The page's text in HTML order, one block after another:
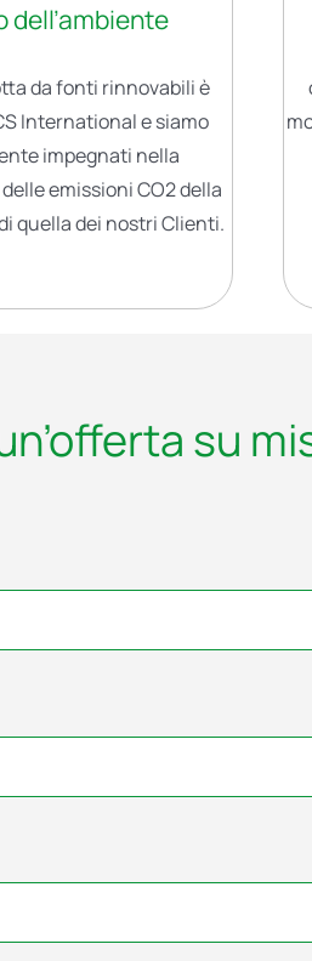
dell’ambiente
da fonti rinnovabili è
International e siamo
impegnati nella
emissioni CO2 della
quella dei nostri Clienti.
su